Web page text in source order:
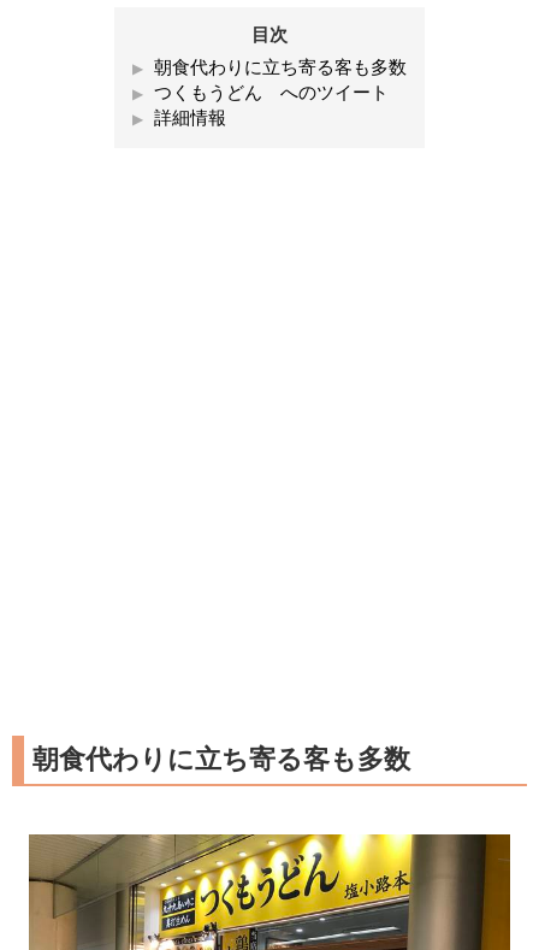
目次
朝食代わりに立ち寄る客も多数
つくもうどん へのツイート
詳細情報
朝食代わりに立ち寄る客も多数